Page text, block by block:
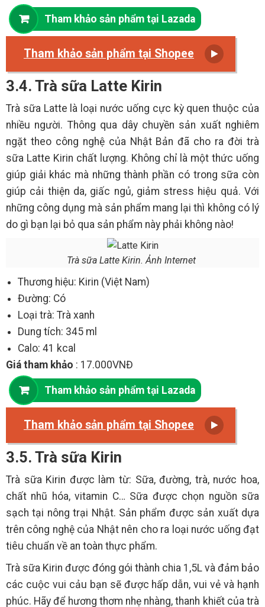
Tham khảo sản phẩm tại Lazada
Tham khảo sản phẩm tại Shopee
3.4. Trà sữa Latte Kirin
Trà sữa Latte là loại nước uống cực kỳ quen thuộc của
nhiều người. Thông qua dây chuyền sản xuất nghiêm
ngặt theo công nghệ của Nhật Bản đã cho ra đời trà
sữa Latte Kirin chất lượng. Không chỉ là một thức uống
giúp giải khác mà những thành phần có trong sữa còn
giúp cải thiện da, giấc ngủ, giảm stress hiệu quả. Với
những công dụng mà sản phẩm mang lại thì không có lý
do gì bạn lại bỏ qua sản phẩm này phải không nào!
Trà sữa Latte Kirin. Ảnh Internet
Thương hiệu: Kirin (Việt Nam)
Đường: Có
Loại trà: Trà xanh
Dung tích: 345 ml
Calo: 41 kcal
Giá tham khảo : 17.000VNĐ
Tham khảo sản phẩm tại Lazada
Tham khảo sản phẩm tại Shopee
3.5. Trà sữa Kirin
Trà sữa Kirin được làm từ: Sữa, đường, trà, nước hoa,
chất nhũ hóa, vitamin C… Sữa được chọn nguồn sữa
sạch tại nông trại Nhật. Sản phẩm được sản xuất dựa
trên công nghệ của Nhật nên cho ra loại nước uống đạt
tiêu chuẩn về an toàn thực phẩm.
Trà sữa Kirin được đóng gói thành chia 1,5L và đảm bảo
các cuộc vui cảu bạn sẽ được hấp dẫn, vui vẻ và hạnh
phúc. Hãy để hương thơm nhẹ nhàng, thanh khiết của trà